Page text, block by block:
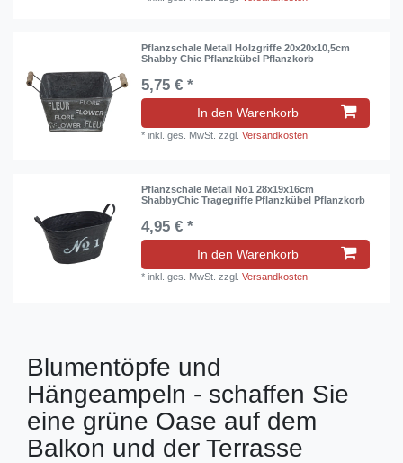
Pflanzschale Metall Holzgriffe 20x20x10,5cm
Shabby Chic Pflanzkübel Pflanzkorb
5,75 € *
In den Warenkorb
*inkl. ges. MwSt. zzgl.Versandkosten
Pflanzschale Metall No1 28x19x16cm
ShabbyChic Tragegriffe Pflanzkübel Pflanzkorb
4,95 € *
In den Warenkorb
*inkl. ges. MwSt. zzgl.Versandkosten
Blumentöpfe und
Hängeampeln - schaffen Sie
eine grüne Oase auf dem
Balkon und der Terrasse